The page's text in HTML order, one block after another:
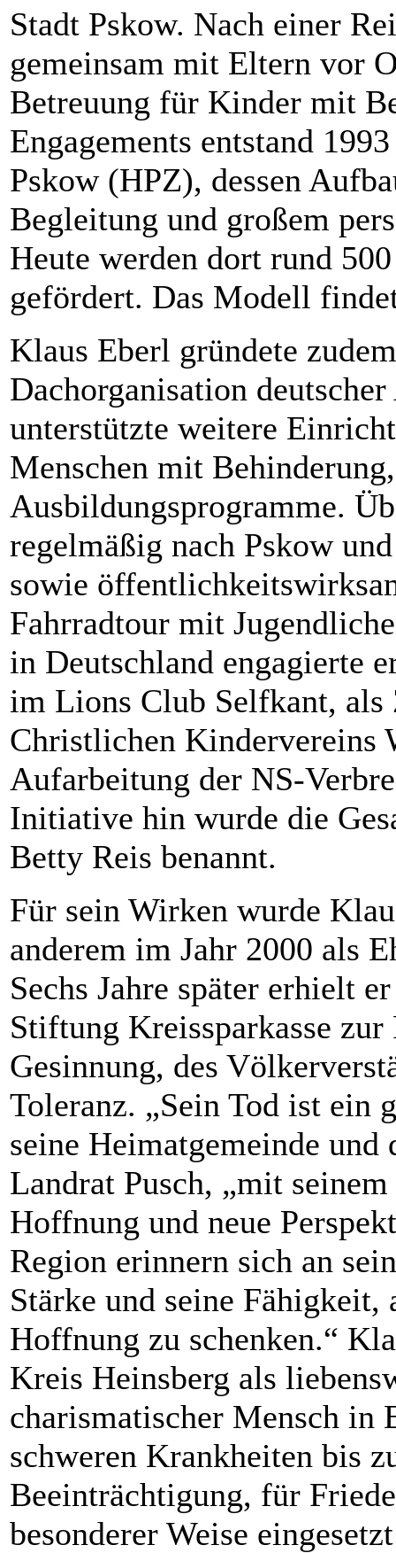
Stadt Pskow. Nach einer
gemeinsam mit Eltern vor
Betreuung für Kinder mit
Engagements entstand
Pskow (HPZ), dessen
Begleitung und großem
Heute werden dort rund
gefördert. Das Modell
Klaus Eberl gründete
Dachorganisation
unterstützte weitere
Menschen mit
Ausbildungsprogramme.
regelmäßig nach Pskow
sowie
Fahrradtour mit
in Deutschland engagierte
im Lions Club Selfkant, als
Christlichen Kindervereins
Aufarbeitung der NS-
Initiative hin wurde die
Betty Reis benannt.
Für sein Wirken wurde
anderem im Jahr 2000 als
Sechs Jahre später erhielt
Stiftung Kreissparkasse
Gesinnung, des
Toleranz. „Sein Tod ist ein
seine Heimatgemeinde und
Landrat Pusch, „mit
Hoffnung und neue
Region erinnern sich an
Stärke und seine
Hoffnung zu schenken.“
Kreis Heinsberg als
charismatischer Mensch in
schweren Krankheiten bis
Beeinträchtigung, für
besonderer Weise